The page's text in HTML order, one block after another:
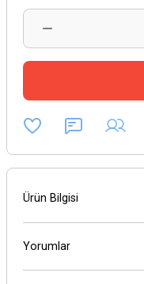
Ürün Bilgisi
Yorumlar